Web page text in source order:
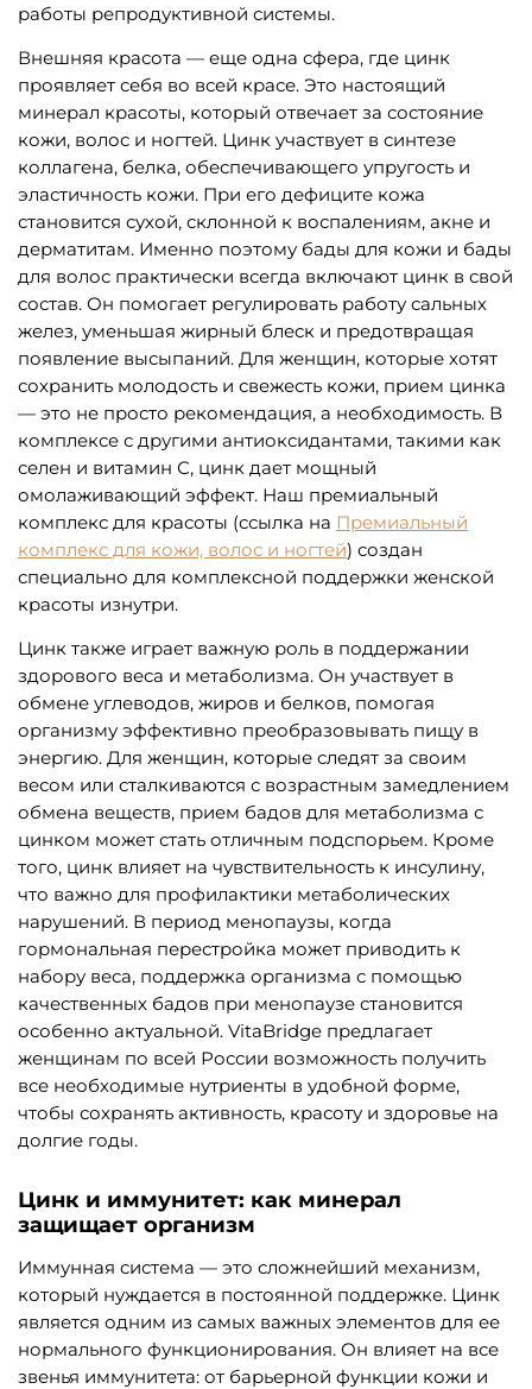
работы репродуктивной системы.
Внешняя красота — еще одна сфера, где цинк
проявляет себя во всей красе. Это настоящий
минерал красоты, который отвечает за состояние
кожи, волос и ногтей. Цинк участвует в синтезе
коллагена, белка, обеспечивающего упругость и
эластичность кожи. При его дефиците кожа
становится сухой, склонной к воспалениям, акне и
дерматитам. Именно поэтому бады для кожи и бады
для волос практически всегда включают цинк в свой
состав. Он помогает регулировать работу сальных
желез, уменьшая жирный блеск и предотвращая
появление высыпаний. Для женщин, которые хотят
сохранить молодость и свежесть кожи, прием цинка
— это не просто рекомендация, а необходимость. В
комплексе с другими антиоксидантами, такими как
селен и витамин С, цинк дает мощный
омолаживающий эффект. Наш премиальный
комплекс для красоты (ссылка на Премиальный
комплекс для кожи, волос и ногтей) создан
специально для комплексной поддержки женской
красоты изнутри.
Цинк также играет важную роль в поддержании
здорового веса и метаболизма. Он участвует в
обмене углеводов, жиров и белков, помогая
организму эффективно преобразовывать пищу в
энергию. Для женщин, которые следят за своим
весом или сталкиваются с возрастным замедлением
обмена веществ, прием бадов для метаболизма с
цинком может стать отличным подспорьем. Кроме
того, цинк влияет на чувствительность к инсулину,
что важно для профилактики метаболических
нарушений. В период менопаузы, когда
гормональная перестройка может приводить к
набору веса, поддержка организма с помощью
качественных бадов при менопаузе становится
особенно актуальной. VitaBridge предлагает
женщинам по всей России возможность получить
все необходимые нутриенты в удобной форме,
чтобы сохранять активность, красоту и здоровье на
долгие годы.
Цинк и иммунитет: как минерал
защищает организм
Иммунная система — это сложнейший механизм,
который нуждается в постоянной поддержке. Цинк
является одним из самых важных элементов для ее
нормального функционирования. Он влияет на все
звенья иммунитета: от барьерной функции кожи и